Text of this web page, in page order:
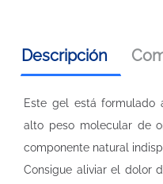
Descripción
Este gel está formulado
alto peso molecular de
componente natural
Consigue aliviar el dolor